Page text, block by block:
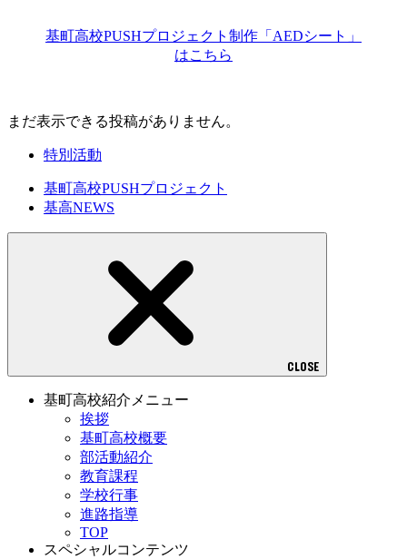
基町高校PUSHプロジェクト制作「AEDシート」
はこちら
まだ表示できる投稿がありません。
特別活動
基町高校PUSHプロジェクト
基高NEWS
CLOSE
基町高校紹介メニュー
挨拶
基町高校概要
部活動紹介
教育課程
学校行事
進路指導
TOP
スペシャルコンテンツ